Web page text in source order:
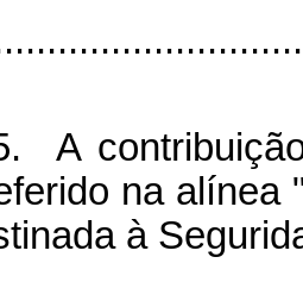
A
na alínea
à